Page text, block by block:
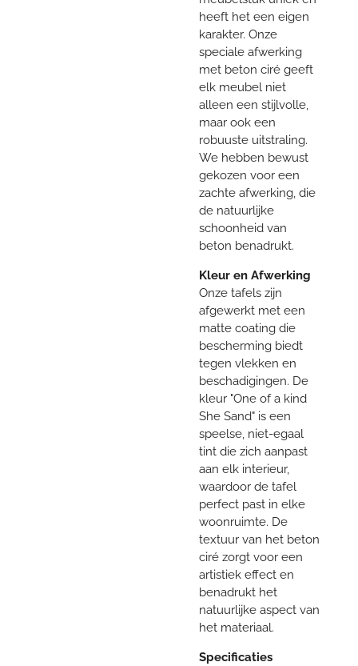
heeft het een eigen
karakter. Onze
speciale afwerking
met beton ciré geeft
elk meubel niet
alleen een stijlvolle,
maar ook een
robuuste uitstraling.
We hebben bewust
gekozen voor een
zachte afwerking, die
de natuurlijke
schoonheid van
beton benadrukt.
Kleur en Afwerking
Onze tafels zijn
afgewerkt met een
matte coating die
bescherming biedt
tegen vlekken en
beschadigingen. De
kleur "One of a kind
She Sand" is een
speelse, niet-egaal
tint die zich aanpast
aan elk interieur,
waardoor de tafel
perfect past in elke
woonruimte. De
textuur van het beton
ciré zorgt voor een
artistiek effect en
benadrukt het
natuurlijke aspect van
het materiaal.
Specificaties